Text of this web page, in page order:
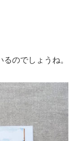
のでしょうね。